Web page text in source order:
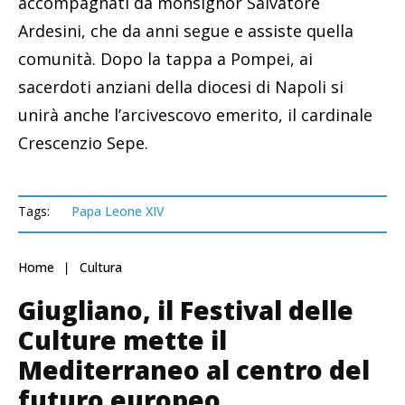
Ardesini, che da anni segue e assiste quella
comunità. Dopo la tappa a Pompei, ai
sacerdoti anziani della diocesi di Napoli si
unirà anche l’arcivescovo emerito, il cardinale
Crescenzio Sepe.
Tags: Papa Leone XIV
Home Cultura
Giugliano, il Festival delle
Culture mette il
Mediterraneo al centro del